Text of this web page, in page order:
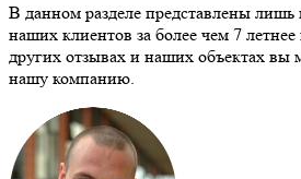
В данном разделе представлены
наших клиентов за более чем 7
других отзывах и наших объектах вы
нашу компанию.